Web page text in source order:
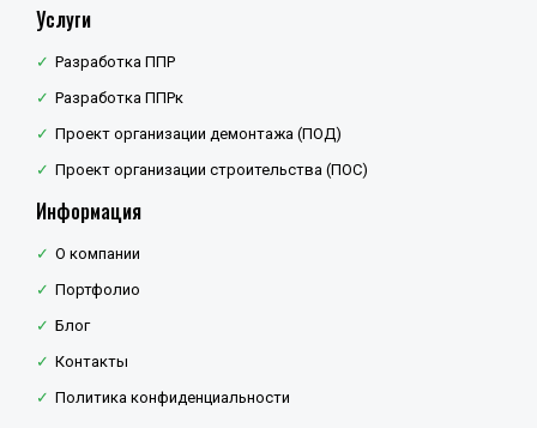
Услуги
Разработка ППР
Разработка ППРк
Проект организации демонтажа (ПОД)
Проект организации строительства (ПОС)
Информация
О компании
Портфолио
Блог
Контакты
Политика конфиденциальности